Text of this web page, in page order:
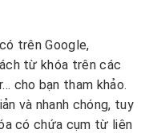
trên Google,
từ khóa trên các
cho bạn tham khảo.
và nhanh chóng, tuy
có chứa cụm từ liên